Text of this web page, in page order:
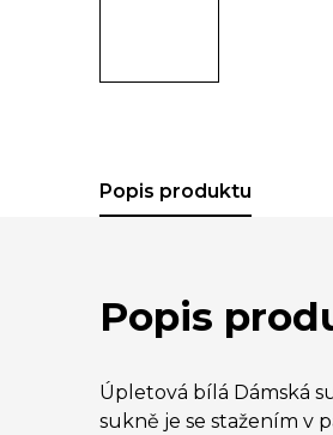
Popis produktu
Popis
Úpletová bílá Dámská
sukně je se stažením v